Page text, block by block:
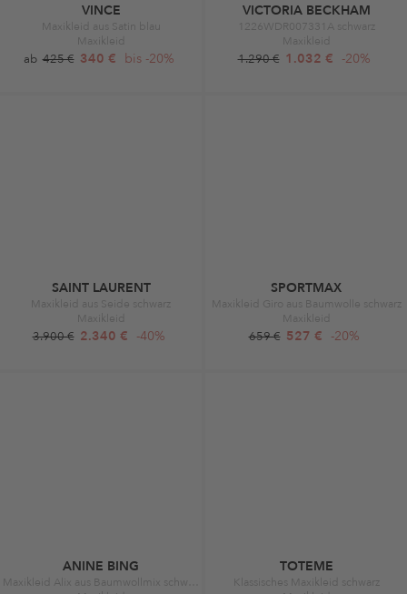
VINCE
Maxikleid aus Satin blau
Maxikleid
ab 425 € 340 € bis -20%
VICTORIA BECKHAM
1226WDR007331A schwarz
Maxikleid
1.290 € 1.032 € -20%
SAINT LAURENT
Maxikleid aus Seide schwarz
Maxikleid
3.900 € 2.340 € -40%
SPORTMAX
Maxikleid Giro aus Baumwolle schwarz
Maxikleid
659 € 527 € -20%
ANINE BING TOTEME
Klassisches Maxikleid schwarz